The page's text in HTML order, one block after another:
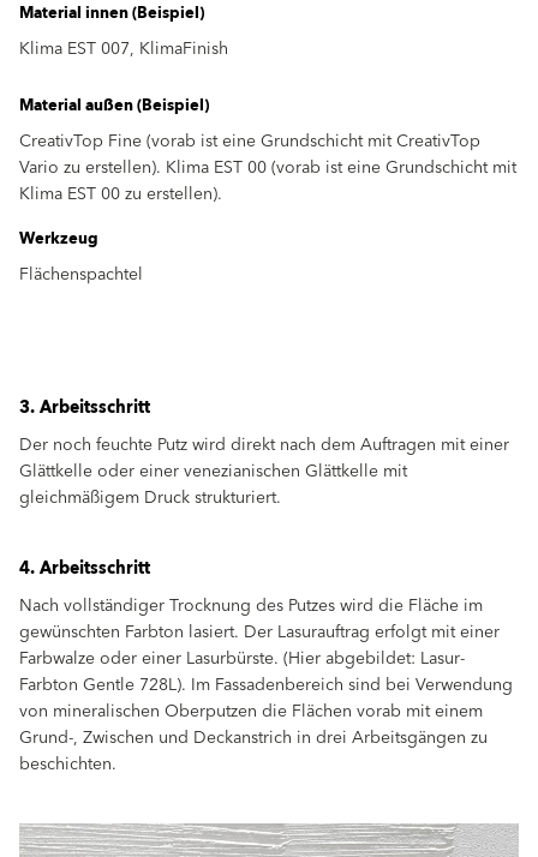
Material innen (Beispiel)
Klima EST 007, KlimaFinish
Material außen (Beispiel)
CreativTop Fine (vorab ist eine Grundschicht mit CreativTop
Vario zu erstellen). Klima EST 00 (vorab ist eine Grundschicht mit
Klima EST 00 zu erstellen).
Werkzeug
Flächenspachtel
3. Arbeitsschritt
Der noch feuchte Putz wird direkt nach dem Auftragen mit einer
Glättkelle oder einer venezianischen Glättkelle mit
gleichmäßigem Druck strukturiert.
4. Arbeitsschritt
Nach vollständiger Trocknung des Putzes wird die Fläche im
gewünschten Farbton lasiert. Der Lasurauftrag erfolgt mit einer
Farbwalze oder einer Lasurbürste. (Hier abgebildet: Lasur-
Farbton Gentle 728L). Im Fassadenbereich sind bei Verwendung
von mineralischen Oberputzen die Flächen vorab mit einem
Grund-, Zwischen und Deckanstrich in drei Arbeitsgängen zu
beschichten.